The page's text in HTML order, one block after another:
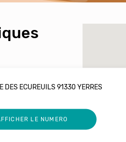
DES ECUREUILS 91330 YERRES
LE NUMERO